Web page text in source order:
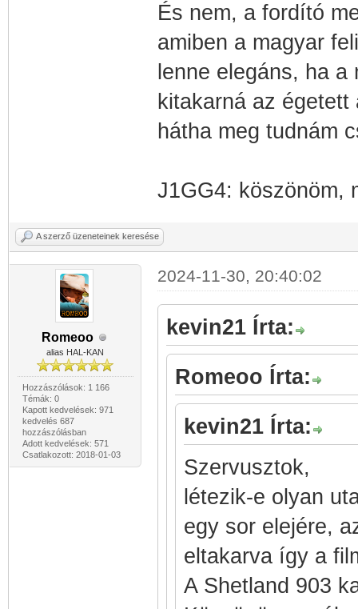
És nem, a fordító
amiben a magyar
lenne elegáns, ha
kitakarná az
hátha meg tudnám
J1GG4: köszönöm,
A szerző üzeneteinek keresése
Romeoo
alias HAL-KAN
Hozzászólások: 1 166
Témák: 0
Kapott kedvelések: 971
kedvelés 687
hozzászólásban
Adott kedvelések: 571
Csatlakozott: 2018-01-03
2024-11-30, 20:40:02
kevin21 Írta:
Romeoo Írta:
kevin21 Írta:
Szervusztok,
létezik-e olyan
egy sor elejére,
eltakarva így a
A Shetland 903